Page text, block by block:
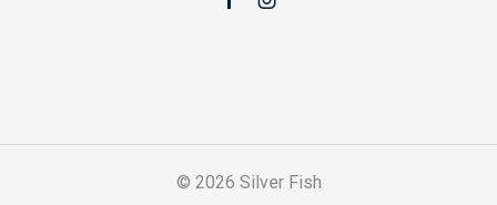
FacebookInstagram
© 2026 Silver Fish